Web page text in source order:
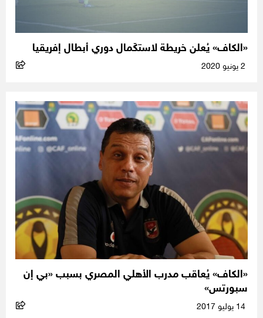
«الكاف» يُعلن خريطة لاستكّمال دوري أبطال إفريقيا
«الكاف» يُعاقب مدرب الأهلي المصري بسبب «بي إن
سبورتس»